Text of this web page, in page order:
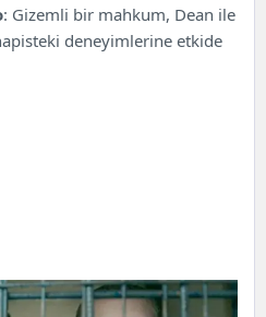
: Gizemli bir mahkum, Dean ile
deneyimlerine etkide